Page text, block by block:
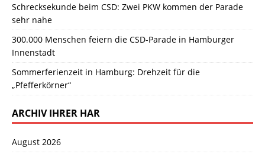
Schrecksekunde beim CSD: Zwei PKW kommen der Parade
sehr nahe
300.000 Menschen feiern die CSD-Parade in Hamburger
Innenstadt
Sommerferienzeit in Hamburg: Drehzeit für die
„Pfefferkörner“
ARCHIV IHRER HAR
August 2026